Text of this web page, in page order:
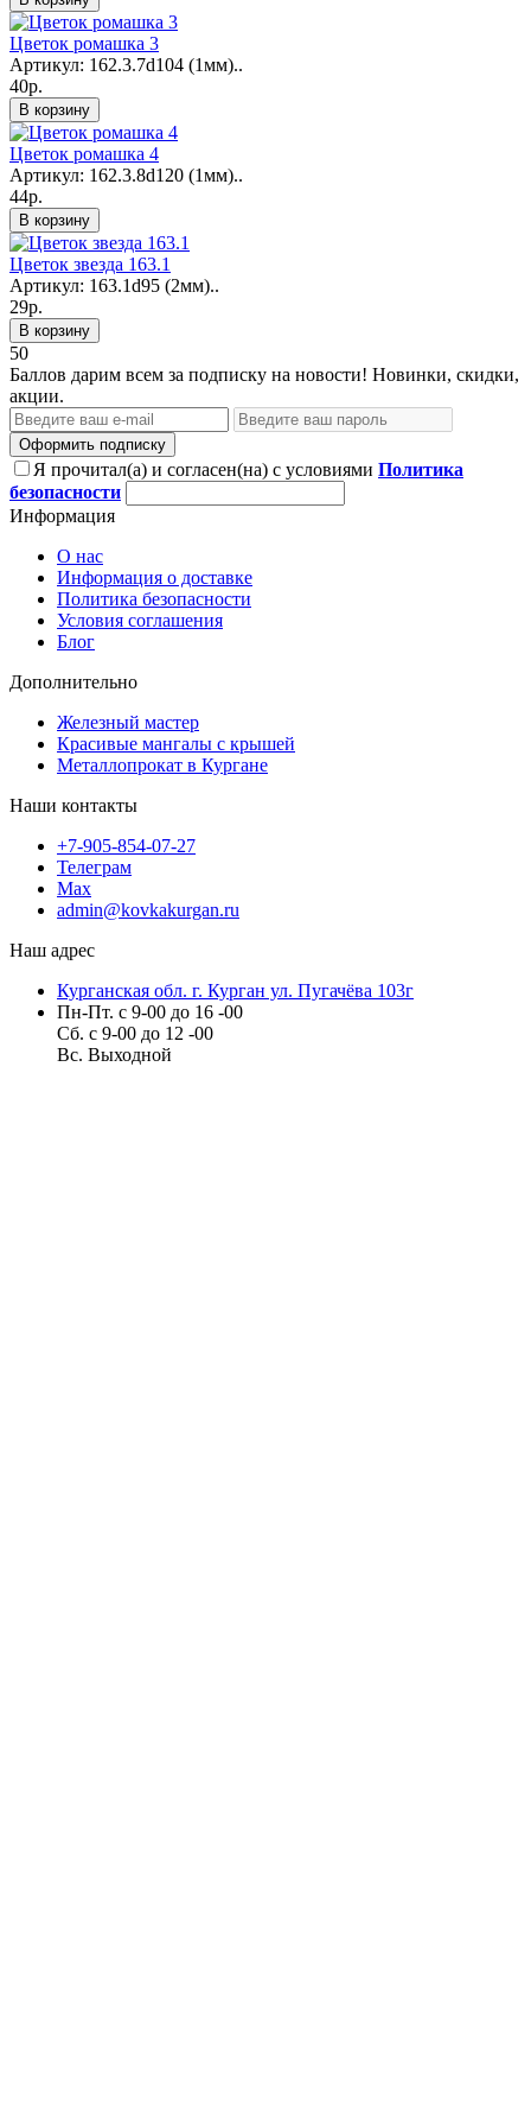
Цветок ромашка 3
Артикул: 162.3.7d104 (1мм)..
40р.
В корзину
Цветок ромашка 4
Артикул: 162.3.8d120 (1мм)..
44р.
В корзину
Цветок звезда 163.1
Артикул: 163.1d95 (2мм)..
29р.
В корзину
50
Баллов дарим всем за подписку на новости! Новинки, скидки,
акции.
Оформить подписку
Я прочитал(а) и согласен(на) с условиями Политика
безопасности
Информация
О нас
Информация о доставке
Политика безопасности
Условия соглашения
Блог
Дополнительно
Железный мастер
Красивые мангалы с крышей
Металлопрокат в Кургане
Наши контакты
+7-905-854-07-27
Телеграм
Max
admin@kovkakurgan.ru
Наш адрес
Курганская обл. г. Курган ул. Пугачёва 103г
Пн-Пт. с 9-00 до 16 -00
Сб. с 9-00 до 12 -00
Вс. Выходной